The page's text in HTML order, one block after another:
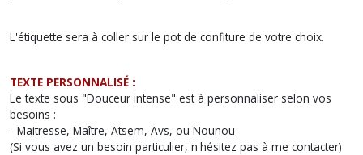
L'étiquette sera à coller sur le pot de confiture de votre choix.
TEXTE PERSONNALISÉ :
Le texte sous "Douceur intense" est à personnaliser selon vos
besoins :
- Maitresse, Maître, Atsem, Avs, ou Nounou
(Si vous avez un besoin particulier, n'hésitez pas à me contacter)